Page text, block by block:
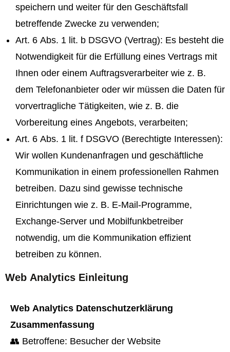
speichern und weiter für den Geschäftsfall
betreffende Zwecke zu verwenden;
Art. 6 Abs. 1 lit. b DSGVO (Vertrag): Es besteht die
Notwendigkeit für die Erfüllung eines Vertrags mit
Ihnen oder einem Auftragsverarbeiter wie z. B.
dem Telefonanbieter oder wir müssen die Daten für
vorvertragliche Tätigkeiten, wie z. B. die
Vorbereitung eines Angebots, verarbeiten;
Art. 6 Abs. 1 lit. f DSGVO (Berechtigte Interessen):
Wir wollen Kundenanfragen und geschäftliche
Kommunikation in einem professionellen Rahmen
betreiben. Dazu sind gewisse technische
Einrichtungen wie z. B. E-Mail-Programme,
Exchange-Server und Mobilfunkbetreiber
notwendig, um die Kommunikation effizient
betreiben zu können.
Web Analytics Einleitung
Web Analytics Datenschutzerklärung
Zusammenfassung
👥 Betroffene: Besucher der Website